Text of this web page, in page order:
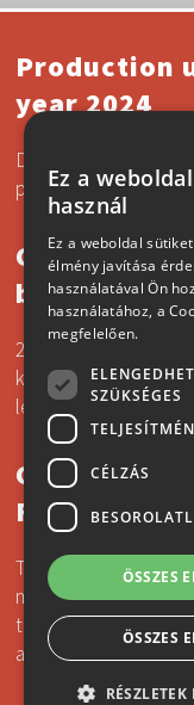
Production
year 2024
Dear customers, we
production until the
CERACOTE
bevonat
2021 októberétől az
kerámia bevonat
lettünk Szlovákiában.
Cégünket
FAIRINZERT
Tisztelt ügyfeleink, a
megrendezésre
társaságunkat
a kiállítás egész
Ez a
használ
Ez a weboldal
élmény javítása
használatával Ön
használatához, a
megfelelően.
SZÜKSÉGES
CÉLZÁS
ÖSSZES
ÖSSZES
RÉSZLETEK